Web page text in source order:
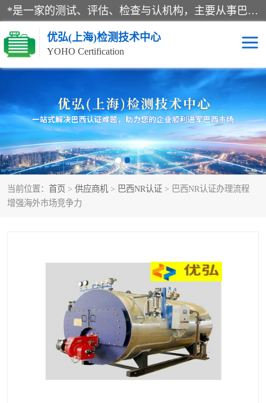
*是一家的测试、评估、检查与认机构，主要从事巴西NR10认证、NR12认证、NR13认证；ANATEL认证、INMTRO认证，欧盟CE认证：MD认证，PED认证，MID认证，ATEX认证，德国蓝色天使认证。
优弘(上海)检测技术中心
YOHO Certification
当前位置： 首页 > 供应商机 > 巴西NR认证 > 巴西NR认证办理流程
增强海外市场竞争力
RECYCLASS认证 NR10认证
NR12认证 NR13认证
ART认证 巴西NR认证
巴西认证 RETIE认证